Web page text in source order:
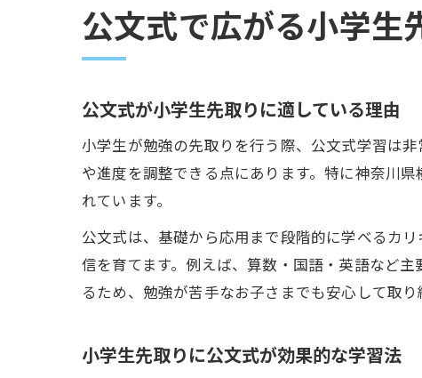
公文式で広がる小学生
公文式が小学生先取りに適している理由
小学生が勉強の先取りを行う際、公文式学習は
や進度を調整できる点にあります。特に神奈川
れています。
公文式は、基礎から応用まで段階的に学べるカ
信を育てます。例えば、算数・国語・英語など
るため、勉強が苦手なお子さまでも安心して取り
小学生先取りに公文式が効果的な学習法